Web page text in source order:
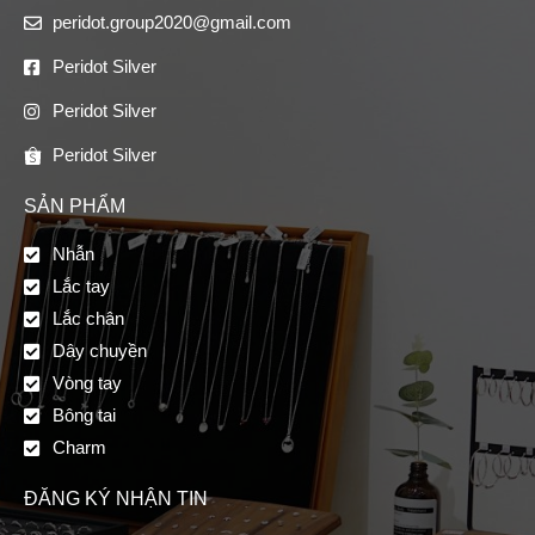
peridot.group2020@gmail.com
Peridot Silver
Peridot Silver
Peridot Silver
SẢN PHẨM
Nhẫn
Lắc tay
Lắc chân
Dây chuyền
Vòng tay
Bông tai
Charm
ĐĂNG KÝ NHẬN TIN